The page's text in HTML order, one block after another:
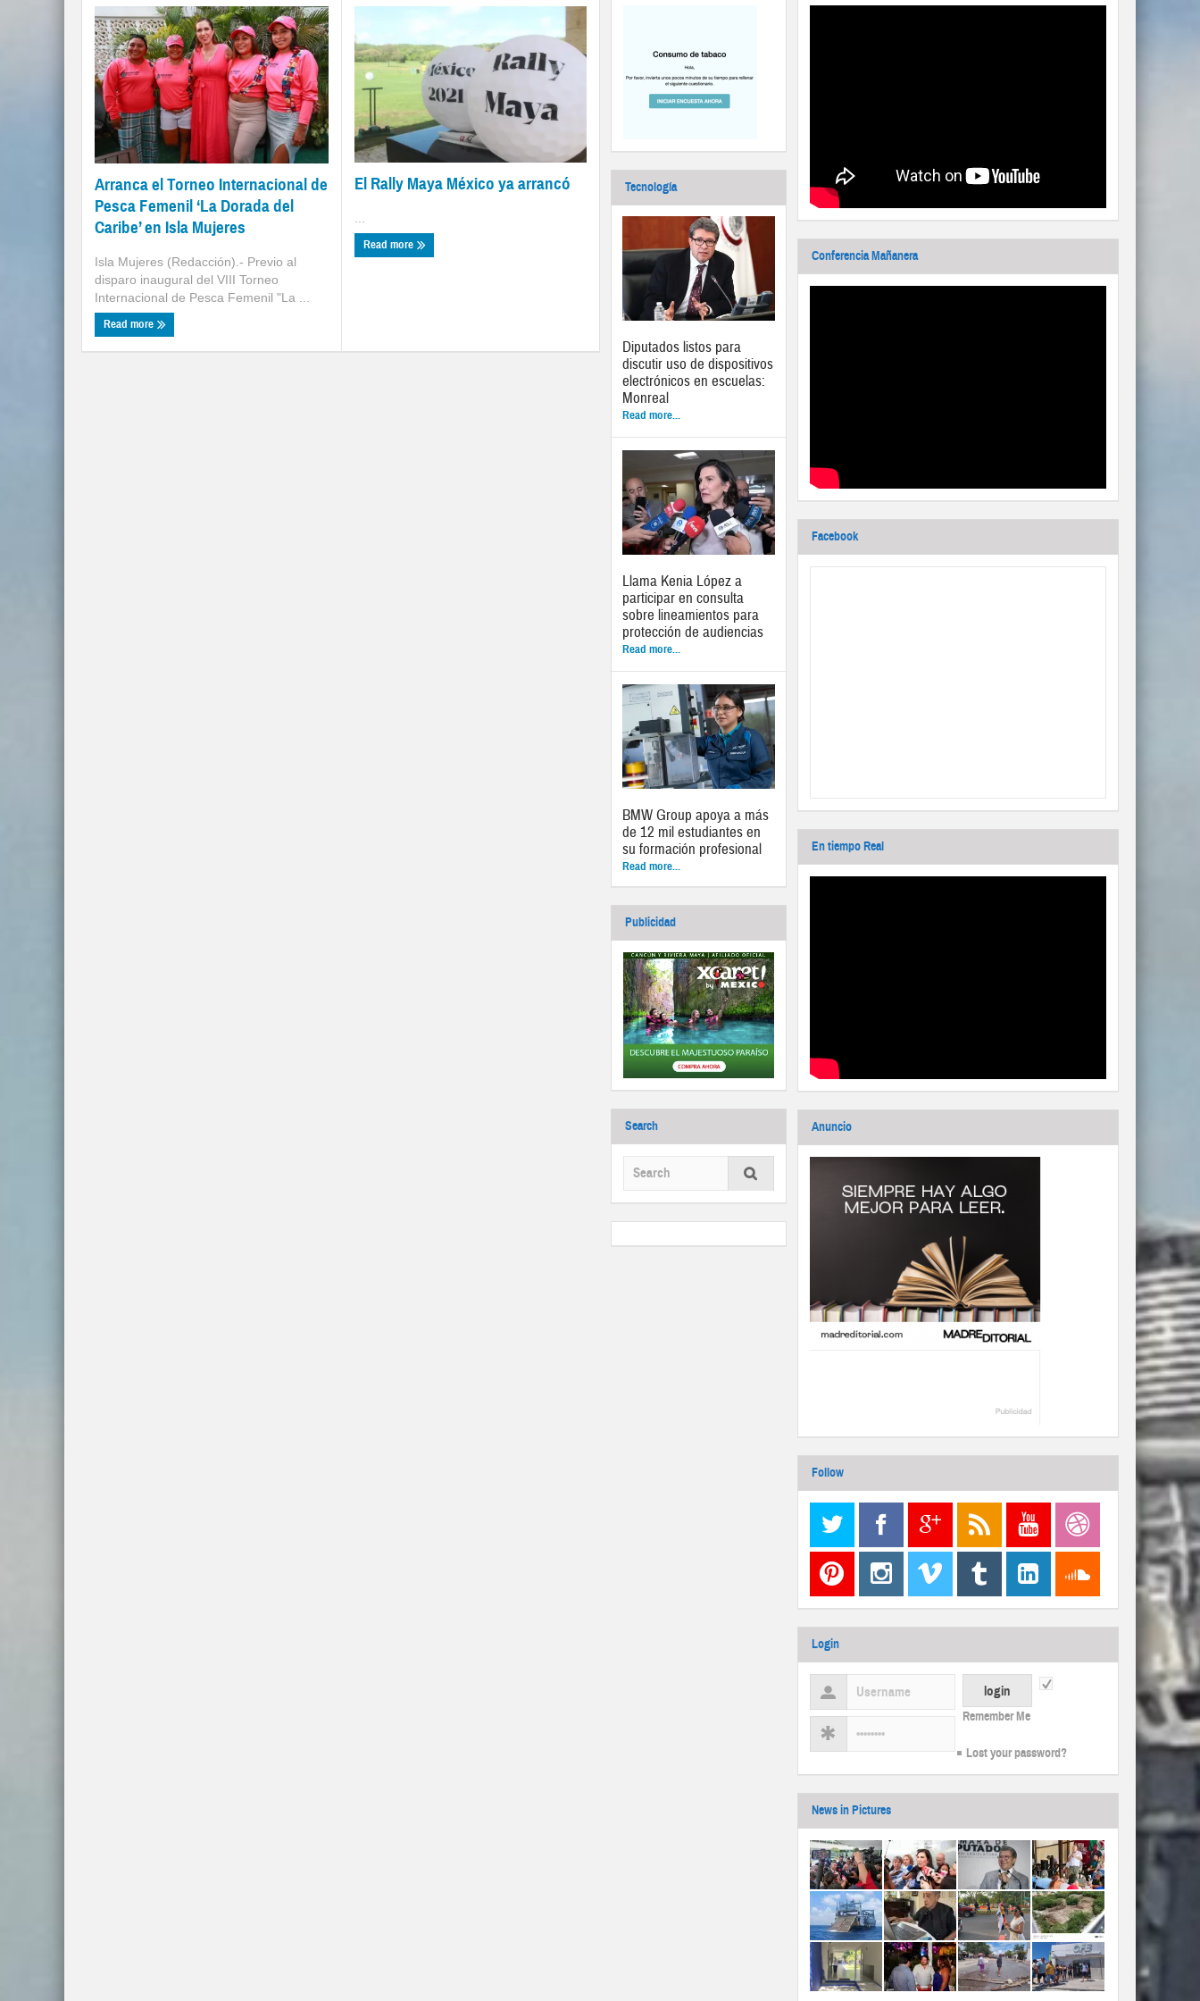
Arranca el Torneo Internacional de
Pesca Femenil ‘La Dorada del
Caribe’ en Isla Mujeres
Isla Mujeres (Redacción).- Previo al
disparo inaugural del VIII Torneo
Internacional de Pesca Femenil "La ...
Read more
El Rally Maya México ya arrancó
...
Read more
Tecnología
Diputados listos para
discutir uso de dispositivos
electrónicos en escuelas:
Monreal
Read more...
Llama Kenia López a
participar en consulta
sobre lineamientos para
protección de audiencias
Read more...
BMW Group apoya a más
de 12 mil estudiantes en
su formación profesional
Read more...
Publicidad
Search
Conferencia Mañanera
Facebook
En tiempo Real
Anuncio
Follow
Login
Remember Me
Lost your password?
News in Pictures